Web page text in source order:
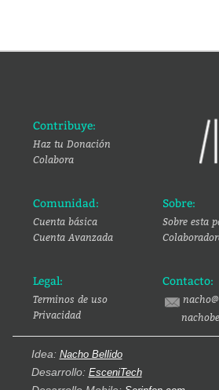
Contribuye:
Haz tu Donación
Colabora
Comunidad:
Cuenta básica
Cuenta Avanzada
Sobre:
Sobre esta
Legal:
Terminos de uso
Privacidad
Contacto:
Idea: Nacho Bellido
Desarrollo: EsceniTech